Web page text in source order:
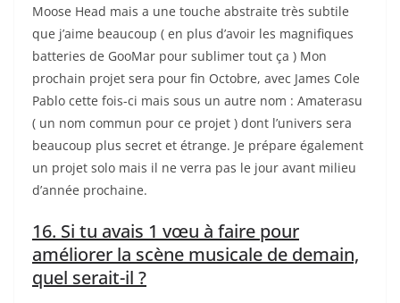
Moose Head mais a une touche abstraite très subtile
que j’aime beaucoup ( en plus d’avoir les magnifiques
batteries de GooMar pour sublimer tout ça ) Mon
prochain projet sera pour fin Octobre, avec James Cole
Pablo cette fois-ci mais sous un autre nom : Amaterasu
( un nom commun pour ce projet ) dont l’univers sera
beaucoup plus secret et étrange. Je prépare également
un projet solo mais il ne verra pas le jour avant milieu
d’année prochaine.
16. Si tu avais 1 vœu à faire pour
améliorer la scène musicale de demain,
quel serait-il ?